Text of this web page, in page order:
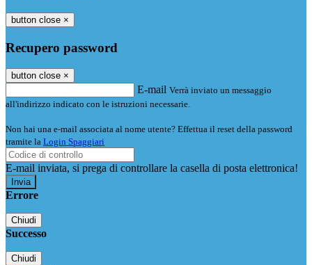
button close ×
Recupero password
button close ×
E-mail Verrà inviato un messaggio
all'indirizzo indicato con le istruzioni necessarie.
Non hai una e-mail associata al nome utente? Effettua il reset della password
tramite la Login Spaggiari
E-mail inviata, si prega di controllare la casella di posta elettronica!
Errore
Chiudi
Successo
Chiudi